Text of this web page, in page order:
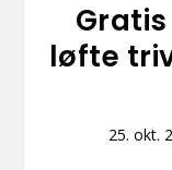
løfte
25. okt.